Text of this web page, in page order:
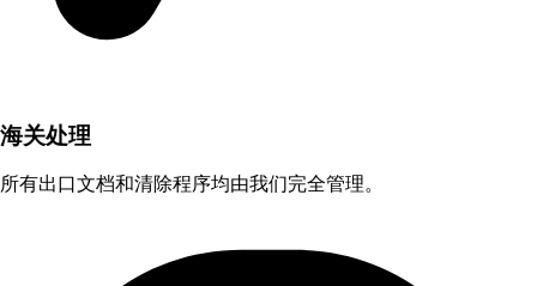
海关处理
所有出口文档和清除程序均由我们完全管理。